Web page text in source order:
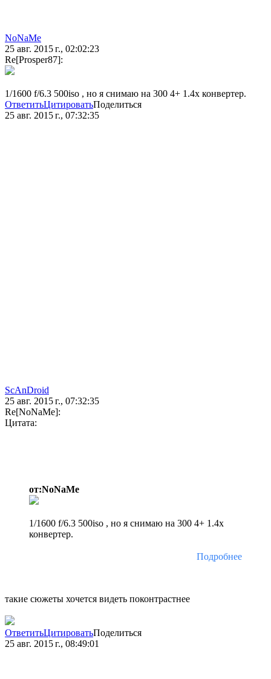
NoNaMe
25 авг. 2015 г., 02:02:23
Re[Prosper87]:
1/1600 f/6.3 500iso , но я снимаю на 300 4+ 1.4х конвертер.
ОтветитьЦитироватьПоделиться
25 авг. 2015 г., 07:32:35
ScAnDroid
25 авг. 2015 г., 07:32:35
Re[NoNaMe]:
Цитата:
от:NoNaMe
1/1600 f/6.3 500iso , но я снимаю на 300 4+ 1.4х
конвертер.
Подробнее
такие сюжеты хочется видеть поконтрастнее
ОтветитьЦитироватьПоделиться
25 авг. 2015 г., 08:49:01